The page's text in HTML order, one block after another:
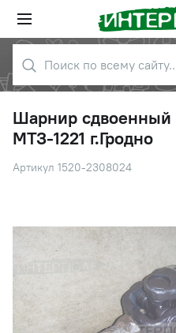
Шарнир сдвоенный
МТЗ-1221 г.Гродно
Артикул 1520-2308024